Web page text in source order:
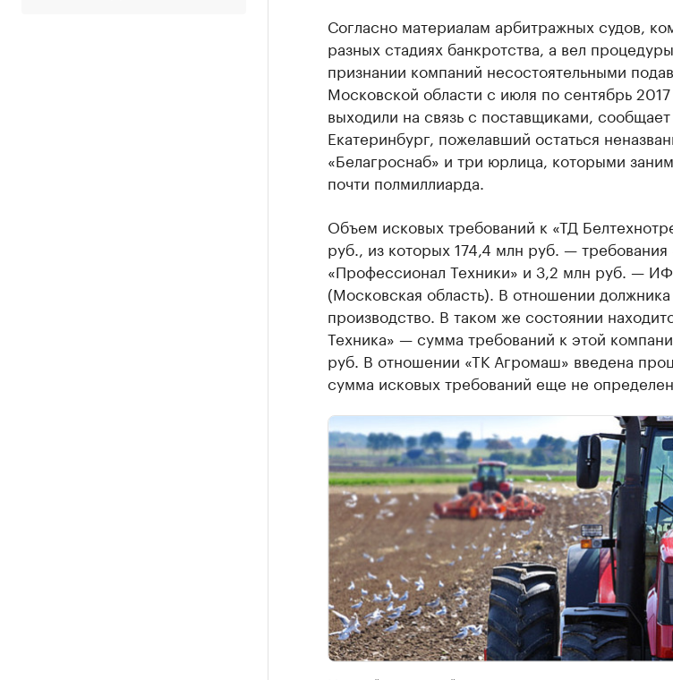
Согласно материалам арбитражных судов,
разных стадиях банкротства, а вел
признании компаний несостоятельными
Московской области с июля по сентябрь
выходили на связь с поставщиками,
Екатеринбург, пожелавший остаться
«Белагроснаб» и три юрлица, которыми
почти полмиллиарда.
Объем исковых требований к «ТД
руб., из которых 174,4 млн руб. —
«Профессионал Техники» и 3,2 млн руб. —
(Московская область). В отношении
производство. В таком же состоянии
Техника» — сумма требований к этой
руб. В отношении «ТК Агромаш» введена
сумма исковых требований еще не